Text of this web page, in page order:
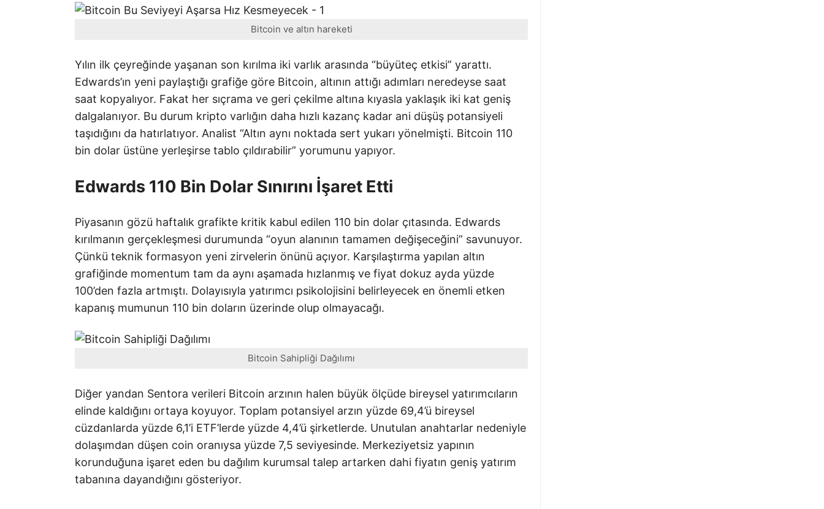
Bitcoin ve altın hareketi
Yılın ilk çeyreğinde yaşanan son kırılma iki varlık arasında “büyüteç etkisi” yarattı.
Edwards’ın yeni paylaştığı grafiğe göre Bitcoin, altının attığı adımları neredeyse saat
saat kopyalıyor. Fakat her sıçrama ve geri çekilme altına kıyasla yaklaşık iki kat geniş
dalgalanıyor. Bu durum kripto varlığın daha hızlı kazanç kadar ani düşüş potansiyeli
taşıdığını da hatırlatıyor. Analist “Altın aynı noktada sert yukarı yönelmişti. Bitcoin 110
bin dolar üstüne yerleşirse tablo çıldırabilir” yorumunu yapıyor.
Edwards 110 Bin Dolar Sınırını İşaret Etti
Piyasanın gözü haftalık grafikte kritik kabul edilen 110 bin dolar çıtasında. Edwards
kırılmanın gerçekleşmesi durumunda “oyun alanının tamamen değişeceğini” savunuyor.
Çünkü teknik formasyon yeni zirvelerin önünü açıyor. Karşılaştırma yapılan altın
grafiğinde momentum tam da aynı aşamada hızlanmış ve fiyat dokuz ayda yüzde
100’den fazla artmıştı. Dolayısıyla yatırımcı psikolojisini belirleyecek en önemli etken
kapanış mumunun 110 bin doların üzerinde olup olmayacağı.
Bitcoin Sahipliği Dağılımı
Diğer yandan Sentora verileri Bitcoin arzının halen büyük ölçüde bireysel yatırımcıların
elinde kaldığını ortaya koyuyor. Toplam potansiyel arzın yüzde 69,4’ü bireysel
cüzdanlarda yüzde 6,1’i ETF’lerde yüzde 4,4’ü şirketlerde. Unutulan anahtarlar nedeniyle
dolaşımdan düşen coin oranıysa yüzde 7,5 seviyesinde. Merkeziyetsiz yapının
korunduğuna işaret eden bu dağılım kurumsal talep artarken dahi fiyatın geniş yatırım
tabanına dayandığını gösteriyor.